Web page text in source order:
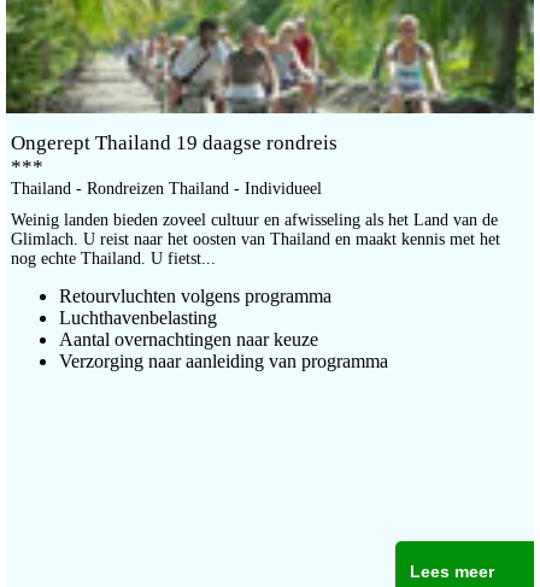
Ongerept Thailand 19 daagse rondreis
***
Thailand - Rondreizen Thailand - Individueel
Weinig landen bieden zoveel cultuur en afwisseling als het Land van de
Glimlach. U reist naar het oosten van Thailand en maakt kennis met het
nog echte Thailand. U fietst...
Retourvluchten volgens programma
Luchthavenbelasting
Aantal overnachtingen naar keuze
Verzorging naar aanleiding van programma
Lees meer